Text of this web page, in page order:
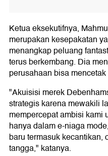
Ketua eksekutifnya,
merupakan kesepakatan
menangkap peluang
terus berkembang. Dia
perusahaan bisa
"Akuisisi merek
strategis karena mewakili
mempercepat ambisi kami
hanya dalam e-niaga
baru termasuk kecantikan,
tangga," katanya.